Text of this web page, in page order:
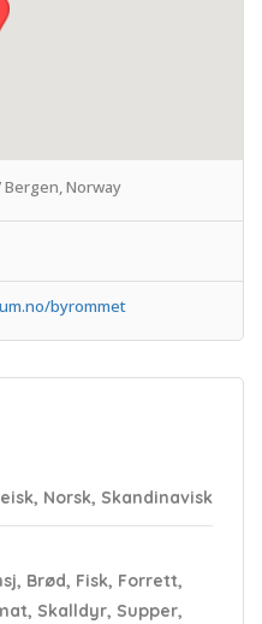
Bergen, Norway
byrommet
Norsk, Skandinavisk
Brød, Fisk, Forrett,
Skalldyr, Supper,